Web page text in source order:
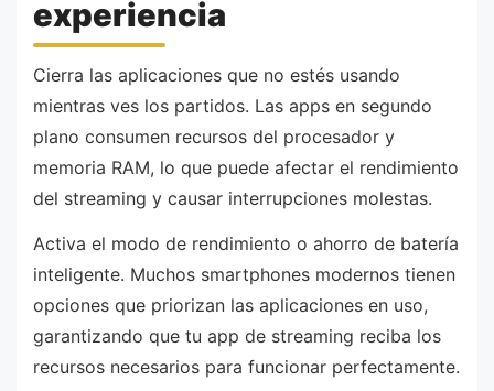
experiencia
Cierra las aplicaciones que no estés usando
mientras ves los partidos. Las apps en segundo
plano consumen recursos del procesador y
memoria RAM, lo que puede afectar el rendimiento
del streaming y causar interrupciones molestas.
Activa el modo de rendimiento o ahorro de batería
inteligente. Muchos smartphones modernos tienen
opciones que priorizan las aplicaciones en uso,
garantizando que tu app de streaming reciba los
recursos necesarios para funcionar perfectamente.